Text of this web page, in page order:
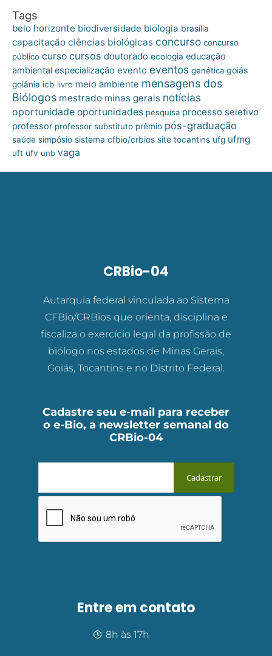
Tags
belo horizonte biodiversidade biologia brasília
capacitação ciências biológicas concurso concurso
público curso cursos doutorado ecologia educação
ambiental especialização evento eventos genética goiás
goiânia icb livro meio ambiente mensagens dos
Biólogos mestrado minas gerais notícias
oportunidade oportunidades pesquisa processo seletivo
professor professor substituto prêmio pós-graduação
saúde simpósio sistema cfbio/crbios site tocantins ufg ufmg
uft ufv unb vaga
CRBio-04
Autarquia federal vinculada ao Sistema
CFBio/CRBios que orienta, disciplina e
fiscaliza o exercício legal da profissão de
biólogo nos estados de Minas Gerais,
Goiás, Tocantins e no Distrito Federal.
Cadastre seu e-mail para receber
o e-Bio, a newsletter semanal do
CRBio-04
Entre em contato
8h às 17h